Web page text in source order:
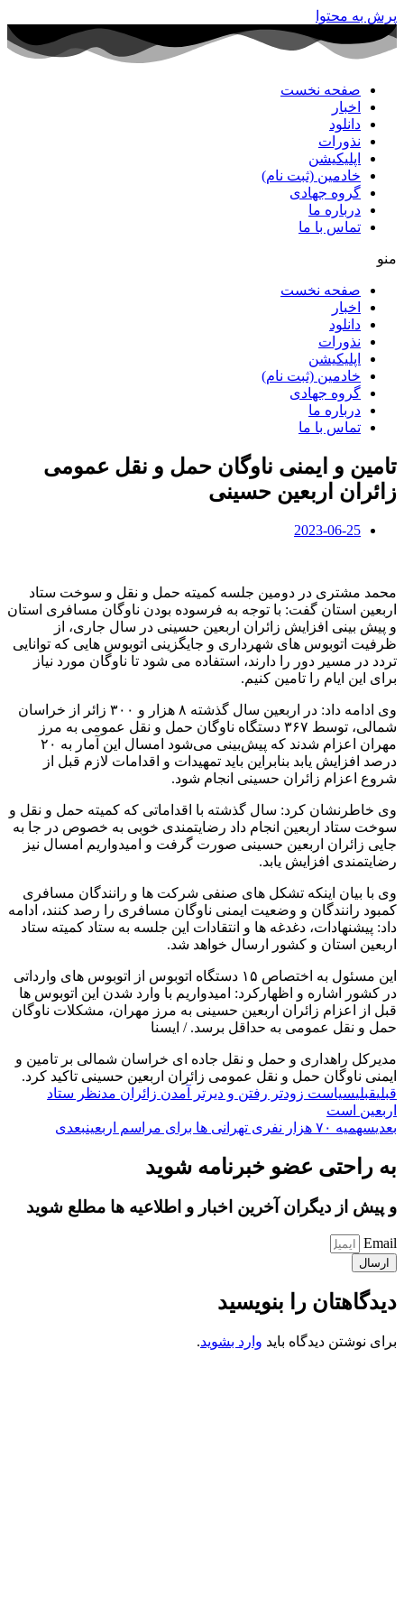
پرش به محتوا
صفحه نخست
اخبار
دانلود
نذورات
اپلیکیشن
خادمین (ثبت نام)
گروه جهادی
درباره ما
تماس با ما
منو
صفحه نخست
اخبار
دانلود
نذورات
اپلیکیشن
خادمین (ثبت نام)
گروه جهادی
درباره ما
تماس با ما
تامین و ایمنی ناوگان حمل و نقل عمومی
زائران اربعین حسینی
2023-06-25
محمد مشتری در دومین جلسه کمیته حمل و نقل و سوخت ستاد
اربعین استان گفت: با توجه به فرسوده بودن ناوگان مسافری استان
و پیش بینی افزایش زائران اربعین حسینی در سال جاری، از
ظرفیت اتوبوس های شهرداری و جایگزینی اتوبوس هایی که توانایی
تردد در مسیر دور را دارند، استفاده می شود تا ناوگان مورد نیاز
برای این ایام را تامین کنیم.
وی ادامه داد: در اربعین سال گذشته ۸ هزار و ۳۰۰ زائر از خراسان
شمالی، توسط ۳۶۷ دستگاه ناوگان حمل و نقل عمومی به مرز
مهران اعزام شدند که پیش‌بینی می‌شود امسال این آمار به ۲۰
درصد افزایش یابد بنابراین باید تمهیدات و اقدامات لازم قبل از
شروع اعزام زائران حسینی انجام شود.
وی خاطرنشان کرد: سال گذشته با اقداماتی که کمیته حمل و نقل و
سوخت ستاد اربعین انجام داد رضایتمندی خوبی به خصوص در جا به
جایی زائران اربعین حسینی صورت گرفت و امیدواریم امسال نیز
رضایتمندی افزایش یابد.
وی با بیان اینکه تشکل های صنفی شرکت ها و رانندگان مسافری
کمبود رانندگان و وضعیت ایمنی ناوگان مسافری را رصد کنند، ادامه
داد: پیشنهادات، دغدغه ها و انتقادات این جلسه به ستاد کمیته ستاد
اربعین استان و کشور ارسال خواهد شد.
این مسئول به اختصاص ۱۵ دستگاه اتوبوس از اتوبوس های وارداتی
در کشور اشاره و اظهارکرد: امیدواریم با وارد شدن این اتوبوس ها
قبل از اعزام زائران اربعین حسینی به مرز مهران، مشکلات ناوگان
حمل و نقل عمومی به حداقل برسد. / ایسنا
مدیرکل راهداری و حمل و نقل جاده ای خراسان شمالی بر تامین و
ایمنی ناوگان حمل و نقل عمومی زائران اربعین حسینی تاکید کرد.
قبلیقبلیسیاست زودتر رفتن و دیرتر آمدن زائران مدنظر ستاد
اربعین است
بعدیسهمیه ۷۰ هزار نفری تهرانی ها برای مراسم اربعین بعدی
به راحتی عضو خبرنامه شوید
و پیش از دیگران آخرین اخبار و اطلاعیه ها مطلع شوید
Email
ارسال
دیدگاهتان را بنویسید
برای نوشتن دیدگاه باید وارد بشوید.